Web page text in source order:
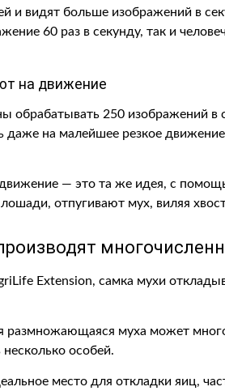
и видят больше изображений в
60 раз в секунду, так и
на движение
обрабатывать 250 изображений в
даже на малейшее резкое
движение — это та же идея, с
отпугивают мух, виляя
Extension, самка мухи
размножающаяся муха может
несколько особей.
место для откладки яиц,